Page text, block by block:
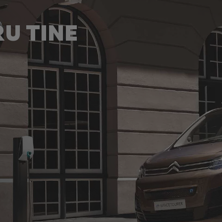
TINE
disponibil în trei lungimi:
- M (4,95 m) și XL
dimensiune XS foarte
de 4,60 m. Acestea
9 persoane la bord.
Ë-SPACETOURER
ELECTRIC
Citroën ë-SpaceTourer are o
referință de până la 330 km.
(până la 80% în 30 de minute), îți va
să călătorești cu familia sau prietenii
emisii.
VEZI
CARACTERISTICILE